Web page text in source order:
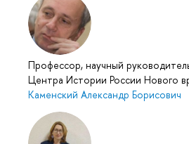
Профессор, научный
Центра Истории России Нового
Каменский Александр Борисович